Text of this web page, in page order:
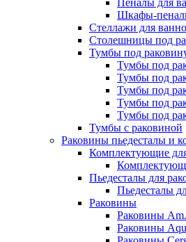
Пеналы для
Шкафы-
Стеллажи для
Столешницы под
Тумбы под
Тумбы под
Тумбы под
Тумбы под
Тумбы под
Тумбы под
Тумбы с раковиной
Раковины пьедесталы и
Комплектующие
Пьедесталы для
Пьедесталы
Раковины
Раковины
Раковины